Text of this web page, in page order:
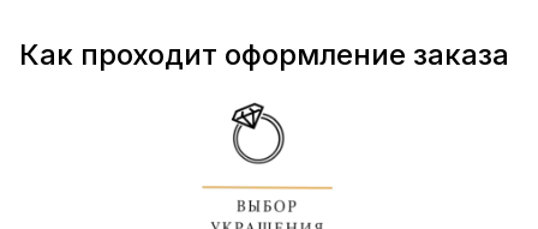
Как проходит оформление заказа